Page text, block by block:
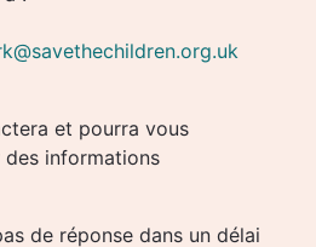
et pourra vous
informations
de réponse dans un délai